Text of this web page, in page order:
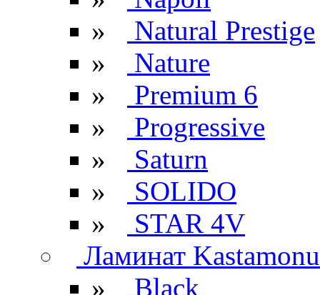
»
Natural Prestige
»
Nature
»
Premium 6
»
Progressive
»
Saturn
»
SOLIDO
»
STAR 4V
Ламинат Kastamonu
»
Black